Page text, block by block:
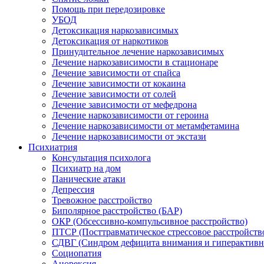
Помощь при передозировке
УБОД
Детоксикация наркозависимых
Детоксикация от наркотиков
Принудительное лечение наркозависимых
Лечение наркозависимости в стационаре
Лечение зависимости от спайса
Лечение зависимости от кокаина
Лечение зависимости от солей
Лечение зависимости от мефедрона
Лечение наркозависимости от героина
Лечение наркозависимости от метамфетамина
Лечение наркозависимости от экстази
Психиатрия
Консультация психолога
Психиатр на дом
Панические атаки
Депрессия
Тревожное расстройство
Биполярное расстройство (БАР)
ОКР (Обсессивно-компульсивное расстройство)
ПТСР (Посттравматическое стрессовое
СДВГ (Синдром дефицита внимания и
Социопатия